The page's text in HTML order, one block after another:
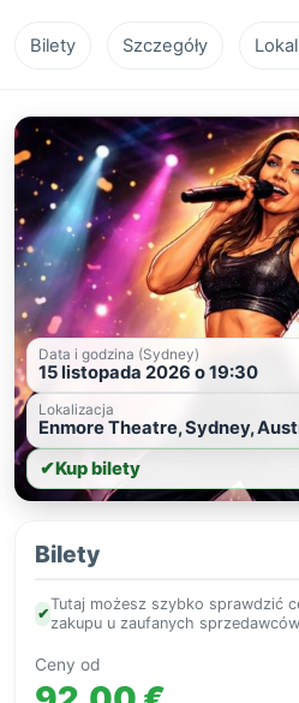
Bilety Szczegóły
Data i godzina (Sydney)
15 listopada 2026 o 19:30
Lokalizacja
Enmore Theatre, Sydney,
✔Kup bilety
Bilety
✔
Tutaj możesz szybko sprawdzić
zakupu u zaufanych
Ceny od